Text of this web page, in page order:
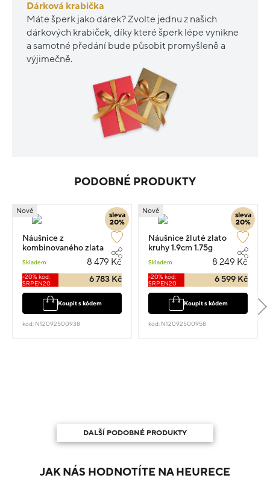
Dárková krabička
Máte šperk jako dárek? Zvolte jednu z našich
dárkových krabiček, díky které šperk lépe vynikne
a samotné předání bude působit promyšleně a
výjimečně.
PODOBNÉ PRODUKTY
sleva
20%
Nové
Náušnice z
kombinovaného zlata
Skladem 8 479 Kč
-20% kód:
SRPEN20
6 783 Kč
Koupit s kódem
kód: N12092500938
sleva
20%
Nové
Náušnice žluté zlato
kruhy 1.9cm 1.75g
Skladem 8 249 Kč
-20% kód:
SRPEN20
6 599 Kč
Koupit s kódem
kód: N12092500958
DALŠÍ PODOBNÉ PRODUKTY
JAK NÁS HODNOTÍTE NA HEURECE